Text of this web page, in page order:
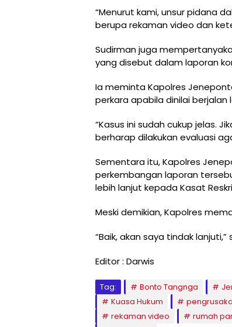
“Menurut kami, unsur pidana
berupa rekaman video dan
Sudirman juga
yang disebut dalam laporan
Ia meminta Kapolres
perkara apabila dinilai berjalan
“Kasus ini sudah cukup jelas.
berharap dilakukan evaluasi
Sementara itu, Kapolres
perkembangan laporan
lebih lanjut kepada Kasat
Meski demikian, Kapolres
“Baik, akan saya tindak lanjuti,”
Editor : Darwis
Tag: Bonto Tangnga
Kuasa Hukum
rekaman video
rumah